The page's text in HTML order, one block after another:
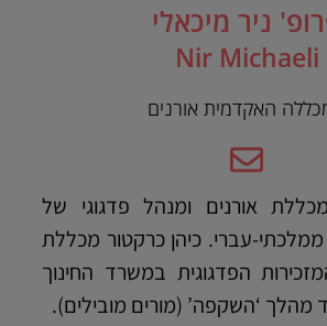
ניר מיכאלי
Nir Michaeli
האקדמית אורנים
אורנים ומנהל פדגוגי של
עברי. כיהן כרקטור מכללת
הפדגוגית במשרד החינוך
מהלך ‘השקפה’ (מורים מובילים).